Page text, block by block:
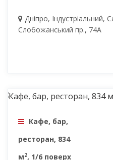
Дніпро, Індустріальний,
Слобожанський пр., 74А
Кафе, бар,
ресторан, 834
м2, 1/6 поверх